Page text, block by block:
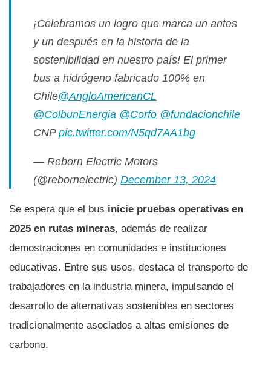
¡Celebramos un logro que marca un antes
y un después en la historia de la
sostenibilidad en nuestro país! El primer
bus a hidrógeno fabricado 100% en
Chile@AngloAmericanCL
@ColbunEnergia @Corfo @fundacionchile
CNP pic.twitter.com/N5qd7AA1bg
— Reborn Electric Motors
(@rebornelectric) December 13, 2024
Se espera que el bus inicie pruebas operativas en
2025 en rutas mineras, además de realizar
demostraciones en comunidades e instituciones
educativas. Entre sus usos, destaca el transporte de
trabajadores en la industria minera, impulsando el
desarrollo de alternativas sostenibles en sectores
tradicionalmente asociados a altas emisiones de
carbono.